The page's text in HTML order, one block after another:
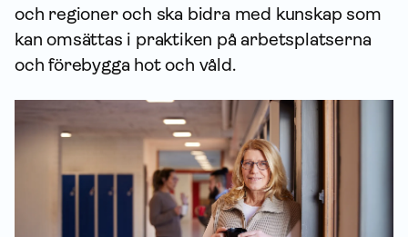
och regioner och ska bidra med kunskap som
kan omsättas i praktiken på arbetsplatserna
och förebygga hot och våld.